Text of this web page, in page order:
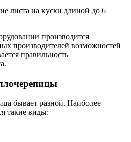
листа на куски длиной до 6
производится
производителей возможностей
правильность
бывает разной. Наиболее
такие виды: